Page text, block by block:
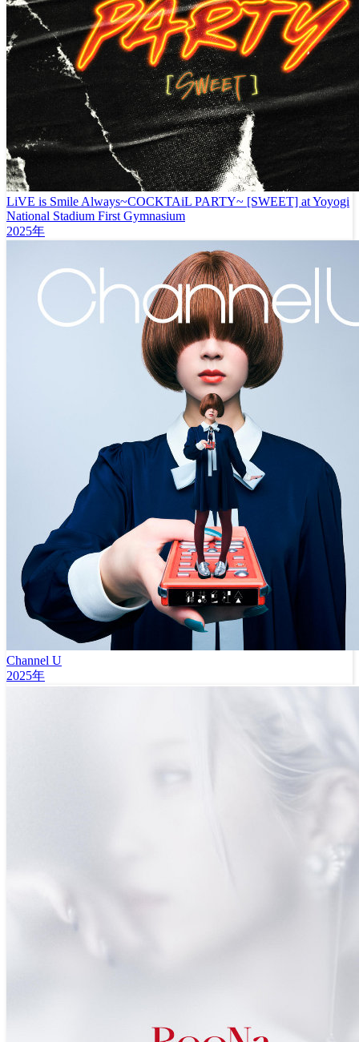
LiVE is Smile Always~COCKTAiL PARTY~ [SWEET] at Yoyogi
National Stadium First Gymnasium
2025年
Channel U
2025年